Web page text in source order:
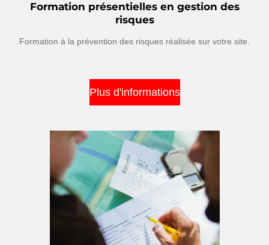
Formation présentielles en gestion des
risques
Formation à la prévention des risques réalisée sur votre site.
Plus d'informations